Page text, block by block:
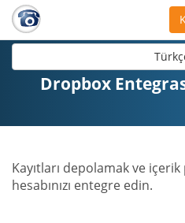
Dropbox
Kayıtları depolamak ve
hesabınızı entegre edin.